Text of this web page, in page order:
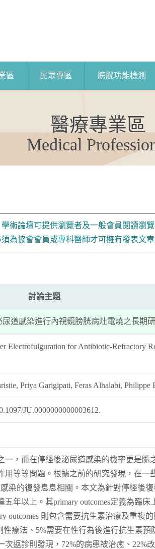
區 民眾專區 膀胱功能檢測
醫療專業區
Medical
學術論壇可提供瀏覽者及一般會員閱讀瀏覽
為協會會員或專科醫師才可擁有發表文
討論主題
道感染進行內視鏡膀胱病灶電燒之長期
Electrofulguration for Antibiotic-Refractory
Priya Garigipati, Feras Alhalabi, Philippe
JU.0000000000003612.
，而在停經後泌尿道感染的機率更是
等等問題。根據之前的研究發現，在
染的復發息息相關。本文為針對停經後
年以上。其primary outcomes定義為臨
outcomes 則包含需要抗生素治療及重
療法、5%需要在性行為後進行抗生素預
返診則發現，72%的病患被治癒、22%